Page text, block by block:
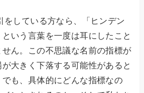
をしている方なら、「ヒンデン
いう言葉を一度は耳にしたこと
ん。この不思議な名前の指標が
大きく下落する可能性があると
も、具体的にどんな指標なの